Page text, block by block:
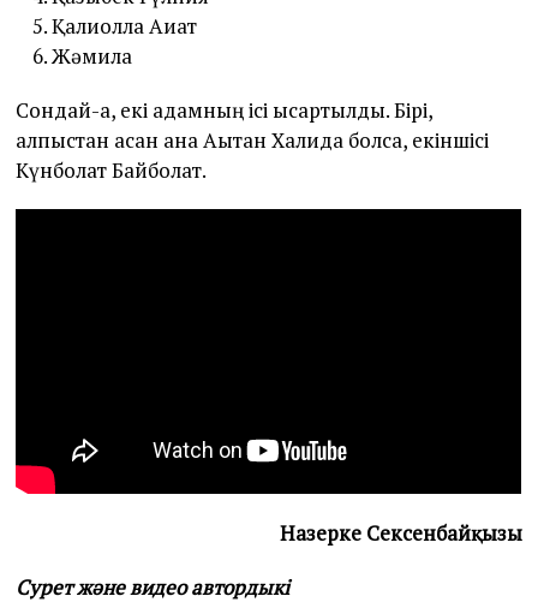
Қалиолла Ақиқат
Жәмила
Сондай-ақ, екі адамның ісі қысқартылды. Бірі,
алпыстан асқан ана Ақытқан Халида болса, екіншісі
Күнболат Байболат.
Назерке Сексенбайқызы
Сурет және видео автордыкі